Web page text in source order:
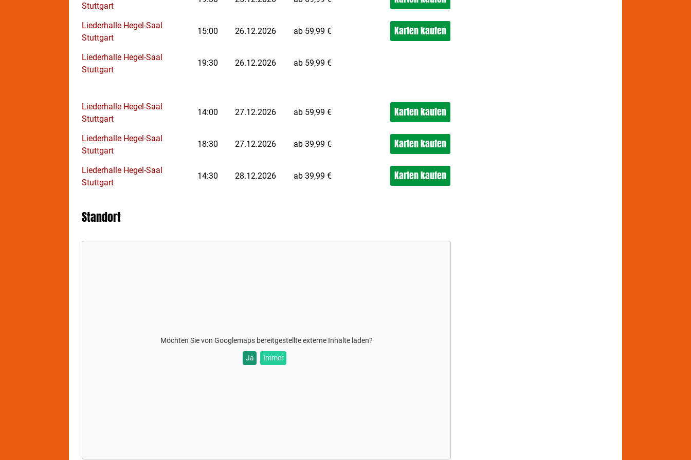
Tanz hat der Prinz nur Augen für Sie, doch als die Uhr
Treppe. Ein Moment, der ihr Schicksal für immer verändern wird.
Stuttgart
Liederhalle Hegel-Saal
Stuttgart
15:00 26.12.2026 ab 59,99 € Karten kaufen
Liederhalle Hegel-Saal
Stuttgart
19:30 26.12.2026 ab 59,99 €
Liederhalle Hegel-Saal
Stuttgart
14:00 27.12.2026 ab 59,99 € Karten kaufen
Liederhalle Hegel-Saal
Stuttgart
18:30 27.12.2026 ab 39,99 € Karten kaufen
Liederhalle Hegel-Saal
Stuttgart
14:30 28.12.2026 ab 39,99 € Karten kaufen
Standort
Möchten Sie von Googlemapsbereitgestellte externe Inhalte laden?
Ja Immer